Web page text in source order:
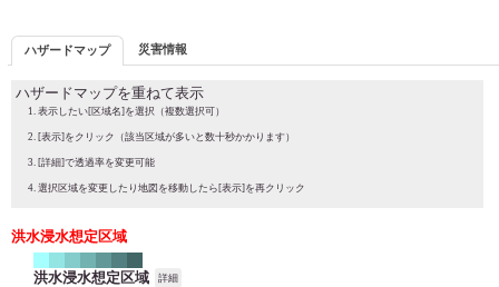
ハザードマップ 災害情報
ハザードマップを重ねて表示
表示したい[区域名]を選択（複数選択可）
[表示]をクリック（該当区域が多いと数十秒かかります）
[詳細]で透過率を変更可能
選択区域を変更したり地図を移動したら[表示]を再クリック
洪水浸水想定区域
洪水浸水想定区域 詳細